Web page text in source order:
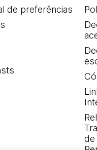
de preferências
de